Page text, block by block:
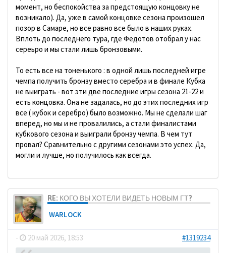
момент, но беспокойства за предстоящую концовку не
возникало). Да, уже в самой концовке сезона произошел
позор в Самаре, но все равно все было в наших руках.
Вплоть до последнего тура, где Федотов отобрал у нас
сереьро и мы стали лишь бронзовыми.
То есть все на тоненького : в одной лишь последней игре
чемпа получить бронзу вместо серебра и в финале Кубка
не выиграть - вот эти две последние игры сезона 21-22 и
есть концовка. Она не задалась, но до этих последних игр
все ( кубок и серебро) было возможно. Мы не сделали шаг
вперед, но мы и не провалились, а стали финалистами
кубкового сезона и выиграли бронзу чемпа. В чем тут
провал? Сравнительно с другими сезонами это успех. Да,
могли и лучше, но получилось как всегда.
RE: КОГО ВЫ ХОТЕЛИ ВИДЕТЬ НОВЫМ ГТ?
WARLOCK
- 20 май 2026, 18:53 #1319234